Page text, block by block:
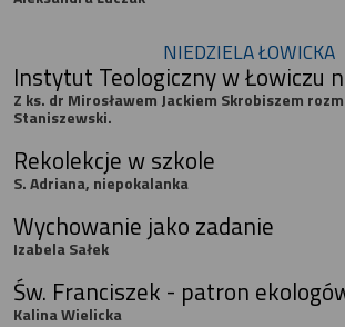
NIEDZIELA ŁOWICKA
Instytut Teologiczny w Łowiczu
Z ks. dr Mirosławem Jackiem Skrobiszem
Staniszewski.
Rekolekcje w szkole
S. Adriana, niepokalanka
Wychowanie jako zadanie
Izabela Sałek
Św. Franciszek - patron
Kalina Wielicka